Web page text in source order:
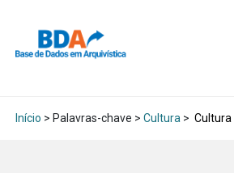
Início > Palavras-chave > Cultura > Cultura